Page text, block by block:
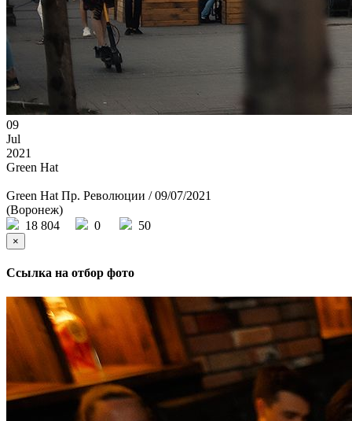
09
Jul
2021
Green Hat
Green Hat Пр. Революции / 09/07/2021
(Воронеж)
18 804
0 50
×
Ссылка на отбор фото